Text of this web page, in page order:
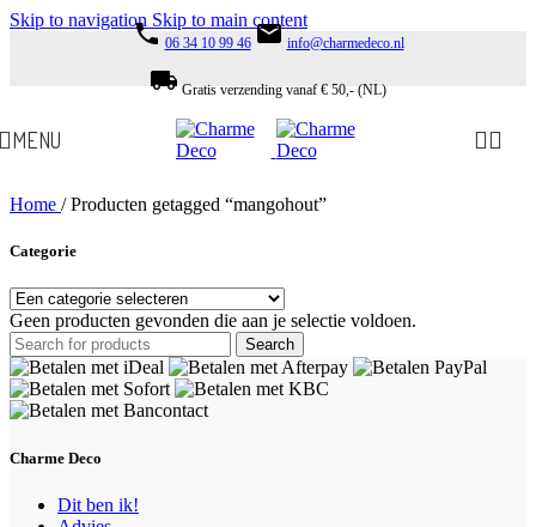
Skip to navigation Skip to main content
phone 06 34 10 99 46 email info@charmedeco.nl
local_shipping Gratis verzending vanaf € 50,- (NL)
MENU
Home / Producten getagged “mangohout”
Categorie
Geen producten gevonden die aan je selectie voldoen.
Search
Charme Deco
Dit ben ik!